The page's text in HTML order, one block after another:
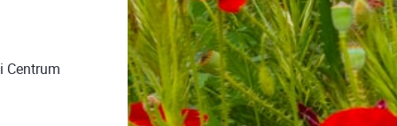
Centrum